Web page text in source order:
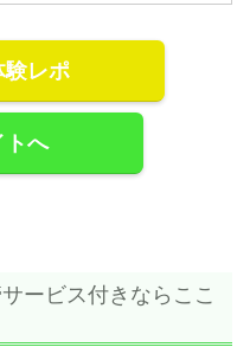
験レポ
トへ
ービス付きならここ